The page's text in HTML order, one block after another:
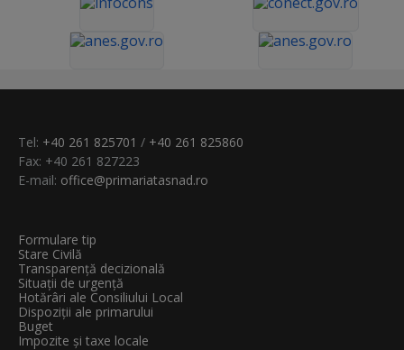
Tel: +40 261 825701 / +40 261 825860
Fax: +40 261 827223
E-mail: office@primariatasnad.ro
Formulare tip
Stare Civilă
Transparenţă decizională
Situații de urgență
Hotărâri ale Consiliului Local
Dispoziții ale primarului
Buget
Impozite și taxe locale